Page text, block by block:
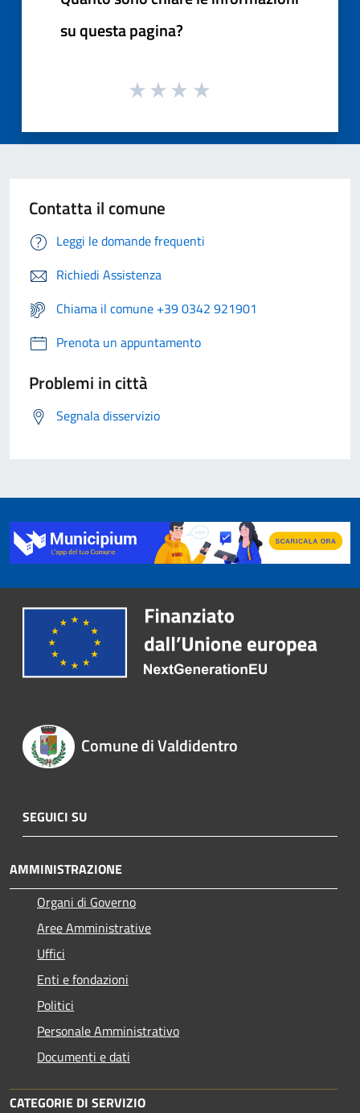
su questa pagina?
Contatta il comune
Leggi le domande frequenti
Richiedi Assistenza
Chiama il comune +39 0342 921901
Prenota un appuntamento
Problemi in città
Segnala disservizio
Comune di Valdidentro
SEGUICI SU
AMMINISTRAZIONE
Organi di Governo
Aree Amministrative
Uffici
Enti e fondazioni
Politici
Personale Amministrativo
Documenti e dati
CATEGORIE DI SERVIZIO